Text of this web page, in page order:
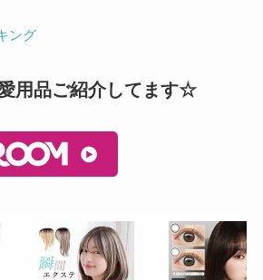
ング
用品ご紹介してます☆